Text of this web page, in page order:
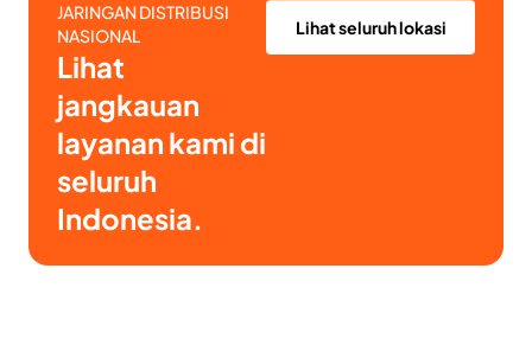
JARINGAN DISTRIBUSI
NASIONAL
Lihat
jangkauan
layanan kami di
seluruh
Indonesia.
Lihat seluruh lokasi